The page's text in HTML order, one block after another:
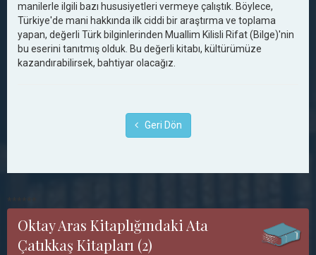
manilerle ilgili bazı hususiyetleri vermeye çalıştık. Böylece,
Türkiye'de mani hakkında ilk ciddi bir araştırma ve toplama
yapan, değerli Türk bilginlerinden Muallim Kilisli Rifat (Bilge)'nin
bu eserini tanıtmış olduk. Bu değerli kitabı, kültürümüze
kazandırabilirsek, bahtiyar olacağız.
Geri Dön
Oktay Aras Kitaplığındaki Ata
Çatıkkaş Kitapları (2)